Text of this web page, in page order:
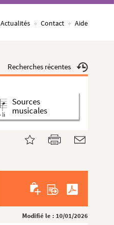
Actualités Contact Aide
Recherches récentes
Sources
musicales
Modifié le : 10/01/2026